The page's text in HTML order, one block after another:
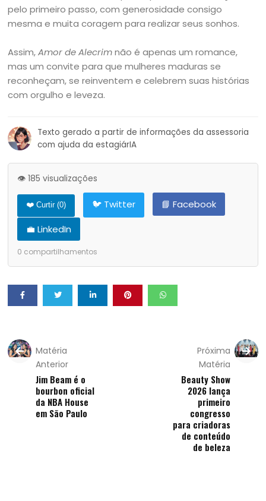
pelo primeiro passo, com generosidade consigo
mesma e muita coragem para realizar seus sonhos.
Assim,Amor de Alecrimnão é apenas um romance,
mas um convite para que mulheres maduras se
reconheçam, se reinventem e celebrem suas histórias
com orgulho e leveza.
Texto gerado a partir de informações da assessoria
com ajuda da estagiárIA
👁️ 185 visualizações
❤️ Curtir (0) 🐦 Twitter
📘 Facebook
💼 LinkedIn
0 compartilhamentos
Matéria
Anterior
Jim Beam é o
bourbon oficial
da NBA House
em São Paulo
Próxima
Matéria
Beauty Show
2026 lança
primeiro
congresso
para criadoras
de conteúdo
de beleza